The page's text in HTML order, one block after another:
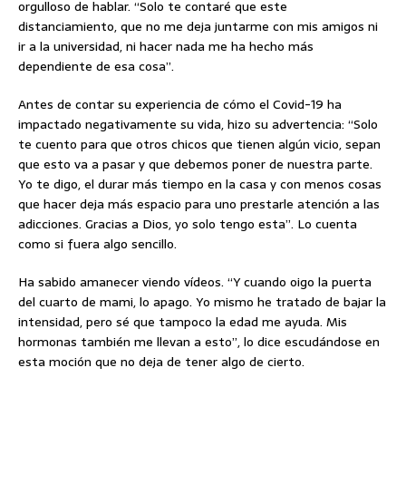
orgulloso de hablar. “Solo te contaré que este
distanciamiento, que no me deja juntarme con mis amigos ni
ir a la universidad, ni hacer nada me ha hecho más
dependiente de esa cosa”.
Antes de contar su experiencia de cómo el Covid-19 ha
impactado negativamente su vida, hizo su advertencia: “Solo
te cuento para que otros chicos que tienen algún vicio, sepan
que esto va a pasar y que debemos poner de nuestra parte.
Yo te digo, el durar más tiempo en la casa y con menos cosas
que hacer deja más espacio para uno prestarle atención a las
adicciones. Gracias a Dios, yo solo tengo esta”. Lo cuenta
como si fuera algo sencillo.
Ha sabido amanecer viendo vídeos. “Y cuando oigo la puerta
del cuarto de mami, lo apago. Yo mismo he tratado de bajar la
intensidad, pero sé que tampoco la edad me ayuda. Mis
hormonas también me llevan a esto”, lo dice escudándose en
esta moción que no deja de tener algo de cierto.